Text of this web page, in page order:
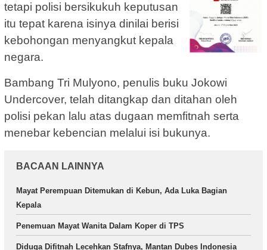
tetapi polisi bersikukuh keputusan
itu tepat karena isinya dinilai berisi
kebohongan menyangkut kepala
negara.
Bambang Tri Mulyono, penulis buku Jokowi
Undercover, telah ditangkap dan ditahan oleh
polisi pekan lalu atas dugaan memfitnah serta
menebar kebencian melalui isi bukunya.
BACAAN LAINNYA
Mayat Perempuan Ditemukan di Kebun, Ada Luka Bagian
Kepala
Penemuan Mayat Wanita Dalam Koper di TPS
Diduga Difitnah Lecehkan Stafnya, Mantan Dubes Indonesia